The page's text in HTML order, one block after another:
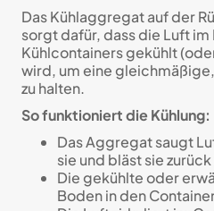
Das Kühlaggregat auf der
sorgt dafür, dass die Luft im
Kühlcontainers gekühlt
wird, um eine
zu halten.
So funktioniert die Kühlung:
Das Aggregat saugt
sie und bläst sie
Die gekühlte oder
Boden in den